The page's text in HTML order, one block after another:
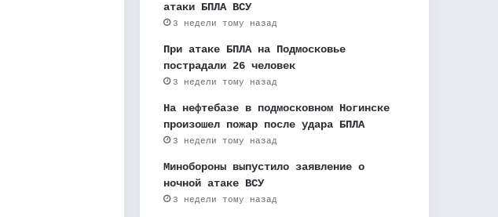
атаки БПЛА ВСУ
3 недели тому назад
При атаке БПЛА на Подмосковье
пострадали 26 человек
3 недели тому назад
На нефтебазе в подмосковном Ногинске
произошел пожар после удара БПЛА
3 недели тому назад
Минобороны выпустило заявление о
ночной атаке ВСУ
3 недели тому назад